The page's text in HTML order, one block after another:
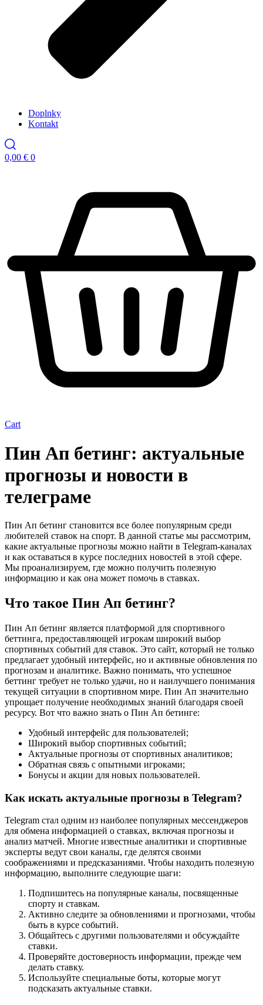
Doplnky
Kontakt
0,00 € 0
Cart
Пин Ап бетинг: актуальные
прогнозы и новости в
телеграме
Пин Ап бетинг становится все более популярным среди
любителей ставок на спорт. В данной статье мы рассмотрим,
какие актуальные прогнозы можно найти в Telegram-каналах
и как оставаться в курсе последних новостей в этой сфере.
Мы проанализируем, где можно получить полезную
информацию и как она может помочь в ставках.
Что такое Пин Ап бетинг?
Пин Ап бетинг является платформой для спортивного
беттинга, предоставляющей игрокам широкий выбор
спортивных событий для ставок. Это сайт, который не только
предлагает удобный интерфейс, но и активные обновления по
прогнозам и аналитике. Важно понимать, что успешное
беттинг требует не только удачи, но и наилучшего понимания
текущей ситуации в спортивном мире. Пин Ап значительно
упрощает получение необходимых знаний благодаря своей
ресурсу. Вот что важно знать о Пин Ап бетинге:
Удобный интерфейс для пользователей;
Широкий выбор спортивных событий;
Актуальные прогнозы от спортивных аналитиков;
Обратная связь с опытными игроками;
Бонусы и акции для новых пользователей.
Как искать актуальные прогнозы в Telegram?
Telegram стал одним из наиболее популярных мессенджеров
для обмена информацией о ставках, включая прогнозы и
анализ матчей. Многие известные аналитики и спортивные
эксперты ведут свои каналы, где делятся своими
соображениями и предсказаниями. Чтобы находить полезную
информацию, выполните следующие шаги:
Подпишитесь на популярные каналы, посвященные
спорту и ставкам.
Активно следите за обновлениями и прогнозами, чтобы
быть в курсе событий.
Общайтесь с другими пользователями и обсуждайте
ставки.
Проверяйте достоверность информации, прежде чем
делать ставку.
Используйте специальные боты, которые могут
подсказать актуальные ставки.